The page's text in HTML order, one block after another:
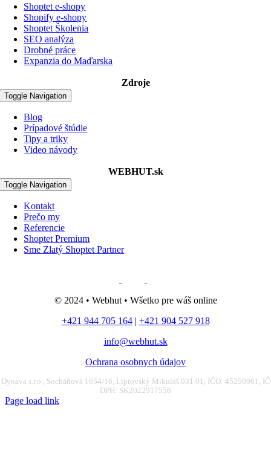
Shoptet e-shopy
Shopify e-shopy
Shoptet Školenia
SEO analýza
Drobné práce
Expanzia do Maďarska
Zdroje
Toggle Navigation
Blog
Prípadové štúdie
Tipy a triky
Video návody
WEBHUT.sk
Toggle Navigation
Kontakt
Prečo my
Referencie
Shoptet Premium
Sme Zlatý Shoptet Partner
© 2024 • Webhut • Wšetko pre wáš online
+421 944 705 164| +421 904 527 918
info@webhut.sk
Ochrana osobnych údajov
Dynava s.r.o., Socháňová 1654/16, Liptovský Mikuláš 031 01, IČO: 45250961, IČ
DPH: SK2022917556
Page load link